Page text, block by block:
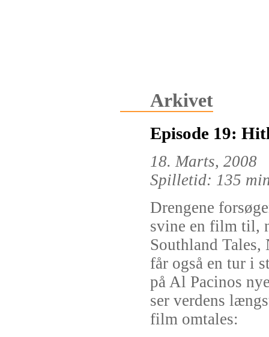
Arkivet
Episode 19:
18. Marts, 2008
Spilletid: 135
Drengene
svine en film til,
Southland
får også en tur i
på Al Pacinos
ser verdens
film omtales: